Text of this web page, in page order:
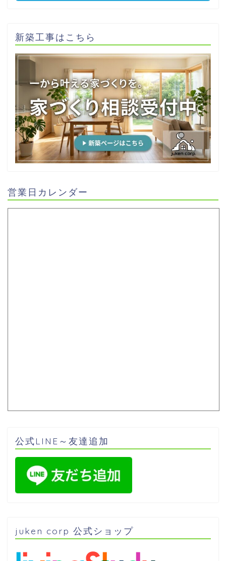
新築工事はこちら
営業日カレンダー
公式LINE～友達追加
juken corp 公式ショップ